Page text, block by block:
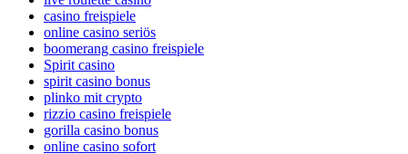
casino freispiele
online casino seriös
boomerang casino freispiele
Spirit casino
spirit casino bonus
plinko mit crypto
rizzio casino freispiele
gorilla casino bonus
online casino sofort